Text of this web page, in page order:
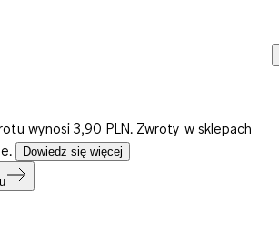
wynosi 3,90 PLN. Zwroty w sklepach
Dowiedz się więcej